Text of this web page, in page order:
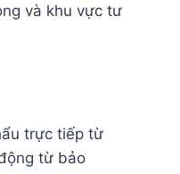
và khu vực tư
trực tiếp từ
từ bảo